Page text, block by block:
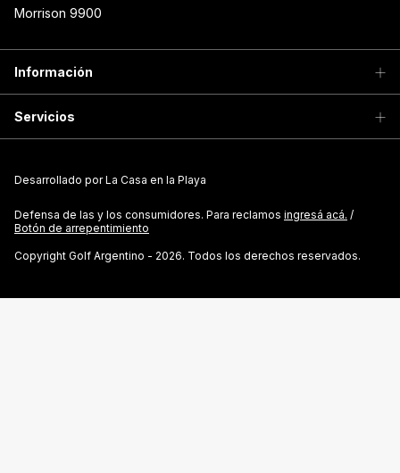
Morrison 9900
Información
Servicios
Desarrollado por La Casa en la Playa
Defensa de las y los consumidores. Para reclamos ingresá acá. /
Botón de arrepentimiento
Copyright Golf Argentino - 2026. Todos los derechos reservados.